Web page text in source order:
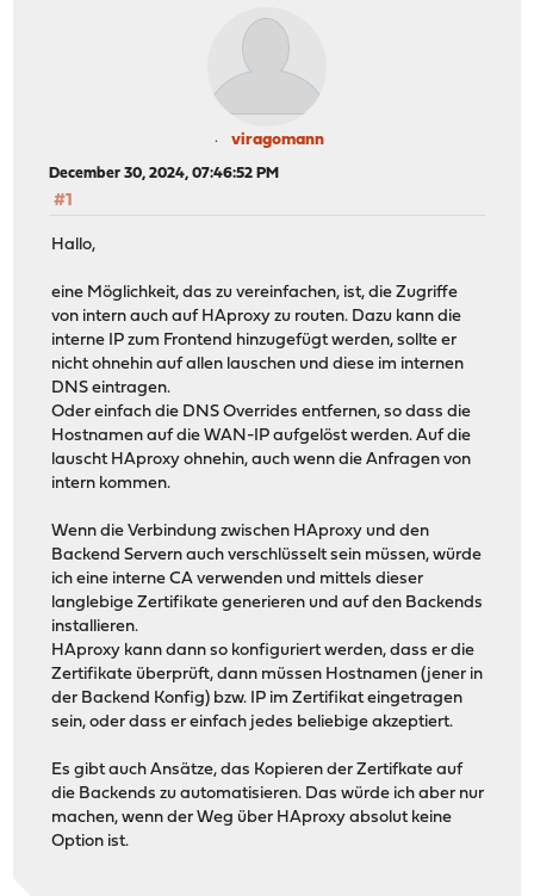
viragomann
December 30, 2024, 07:46:52 PM
#1
Hallo,
eine Möglichkeit, das zu vereinfachen, ist, die Zugriffe
von intern auch auf HAproxy zu routen. Dazu kann die
interne IP zum Frontend hinzugefügt werden, sollte er
nicht ohnehin auf allen lauschen und diese im internen
DNS eintragen.
Oder einfach die DNS Overrides entfernen, so dass die
Hostnamen auf die WAN-IP aufgelöst werden. Auf die
lauscht HAproxy ohnehin, auch wenn die Anfragen von
intern kommen.
Wenn die Verbindung zwischen HAproxy und den
Backend Servern auch verschlüsselt sein müssen, würde
ich eine interne CA verwenden und mittels dieser
langlebige Zertifikate generieren und auf den Backends
installieren.
HAproxy kann dann so konfiguriert werden, dass er die
Zertifikate überprüft, dann müssen Hostnamen (jener in
der Backend Konfig) bzw. IP im Zertifikat eingetragen
sein, oder dass er einfach jedes beliebige akzeptiert.
Es gibt auch Ansätze, das Kopieren der Zertifkate auf
die Backends zu automatisieren. Das würde ich aber nur
machen, wenn der Weg über HAproxy absolut keine
Option ist.